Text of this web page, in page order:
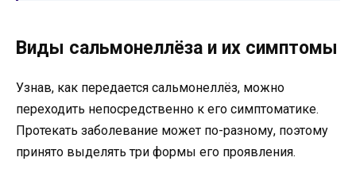
Виды сальмонеллёза и их симптомы
Узнав, как передается сальмонеллёз, можно
переходить непосредственно к его симптоматике.
Протекать заболевание может по-разному, поэтому
принято выделять три формы его проявления.